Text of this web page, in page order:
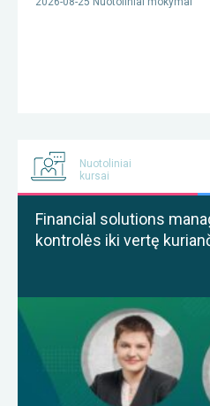
Nuotoliniai
kursai
Financial solutions
kontrolės iki vertę